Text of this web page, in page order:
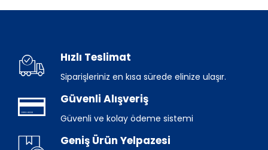
Hızlı Teslimat
Siparişleriniz en kısa sürede elinize ulaşır.
Güvenli Alışveriş
Güvenli ve kolay ödeme sistemi
Geniş Ürün Yelpazesi